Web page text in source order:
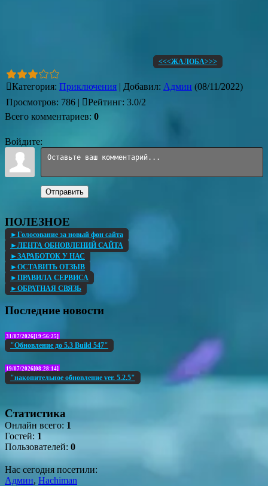
<<<ЖАЛОБА>>>
Категория: Приключения | Добавил: Админ (08/11/2022)
Просмотров: 786 | Рейтинг: 3.0/2
Всего комментариев: 0
Войдите:
Отправить
ПОЛЕЗНОЕ
►Голосование за новый фон сайта
►ЛЕНТА ОБНОВЛЕНИЙ САЙТА
►ЗАРАБОТОК У НАС
►ОСТАВИТЬ ОТЗЫВ
►ПРАВИЛА СЕРВИСА
►ОБРАТНАЯ СВЯЗЬ
Последние новости
31/07/2026[19:56:25]
"Обновление до 5.3 Build 547"
19/07/2026[08:28:14]
"накопительное обновление ver. 5.2.5"
Статистика
Онлайн всего: 1
Гостей: 1
Пользователей: 0
Нас сегодня посетили:
Админ, Hachiman